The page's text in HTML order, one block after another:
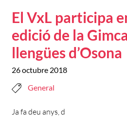
El VxL participa
edició de la
llengües d’Osona
26 octubre 2018
General
Ja fa deu anys, d